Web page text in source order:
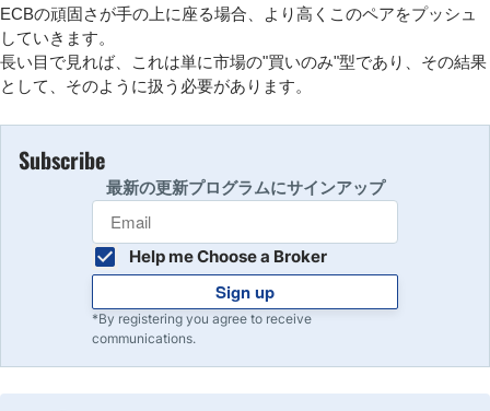
ECBの頑固さが手の上に座る場合、より高くこのペアをプッシュ
していきます。
長い目で見れば、これは単に市場の"買いのみ"型であり、その結果
として、そのように扱う必要があります。
Subscribe
最新の更新プログラムにサインアップ
Help me Choose a Broker
Sign up
*By registering you agree to receive
communications.